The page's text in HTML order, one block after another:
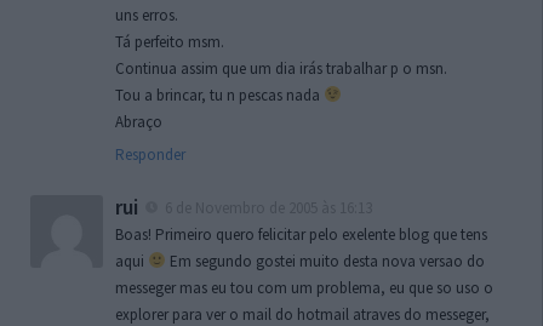
uns erros.
Tá perfeito msm.
Continua assim que um dia irás trabalhar p o msn.
Tou a brincar, tu n pescas nada
Abraço
Responder
rui
Boas! Primeiro quero felicitar pelo exelente blog que tens
aqui
Em segundo gostei muito desta nova versao do
messeger mas eu tou com um problema, eu que so uso o
explorer para ver o mail do hotmail atraves do messeger,